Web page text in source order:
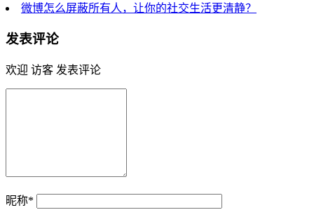
微博怎么屏蔽所有人，让你的社交生活更清静？
发表评论
欢迎 访客 发表评论
昵称*